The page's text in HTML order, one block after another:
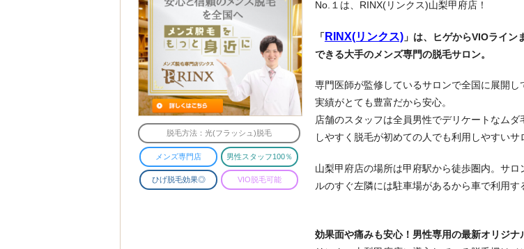
脱毛方法：光(フラッシュ)脱毛
メンズ専門店 男性スタッフ100％
ひげ脱毛効果◎ VIO脱毛可能
No.１は、RINX(リンクス)山梨甲府店！
「RINX(リンクス)」は、ヒゲからVIOライン
できる大手のメンズ専門の脱毛サロン。
専門医師が監修しているサロンで全国に展開し
実績がとても豊富だから安心。
店舗のスタッフは全員男性でデリケートなムダ
しやすく脱毛が初めての人でも利用しやすいサ
山梨甲府店の場所は甲府駅から徒歩圏内。サロ
ルのすぐ左隣には駐車場があるから車で利用す
効果面や痛みも安心！男性専用の最新オリジナ